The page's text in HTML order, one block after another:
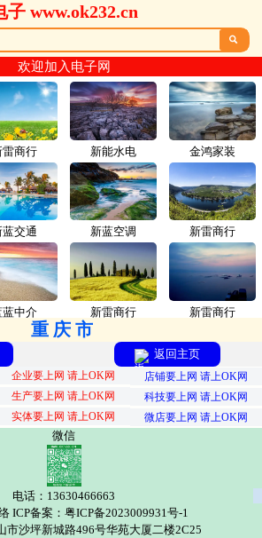
子 www.ok232.cn

欢迎加入电子网
雷商行
蓝交通
蓝中介
新能水电 金鸿家装
新蓝空调 新雷商行
新雷商行 新雷商行
重庆市
返回主页
企业要上网 请上OK网
店铺要上网 请上OK网
生产要上网 请上OK网
科技要上网 请上OK网
实体要上网 请上OK网 微店要上网 请上OK网
微信
电话：13630466663
ICP备案：粤ICP备2023009931号-1
市沙坪新城路496号华苑大厦二楼2C25